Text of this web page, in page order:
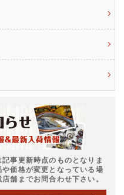
事更新時点のものとなりま
価格が変更となっている場
舗までお問合わせ下さい。